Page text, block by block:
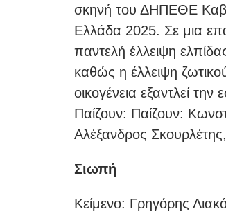
σκηνή του ΔΗΠΕΘΕ
Ελλάδα 2025. Σε μια
παντελή έλλειψη
καθώς η έλλειψη
οικογένεια εξαντλεί
Παίζουν: Παίζουν:
Αλέξανδρος
Σιωπή
Κείμενο: Γρηγόρης